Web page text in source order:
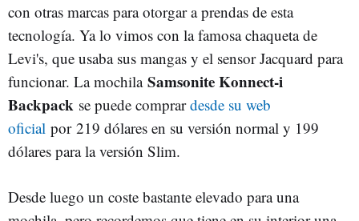
con otras marcas para otorgar a prendas de esta
tecnología. Ya lo vimos con la famosa chaqueta de
Levi's, que usaba sus mangas y el sensor Jacquard para
funcionar. La mochila Samsonite Konnect-i
Backpack se puede comprardesde su web
oficial por 219 dólares en su versión normal y 199
dólares para la versión Slim.
Desde luego un coste bastante elevado para una